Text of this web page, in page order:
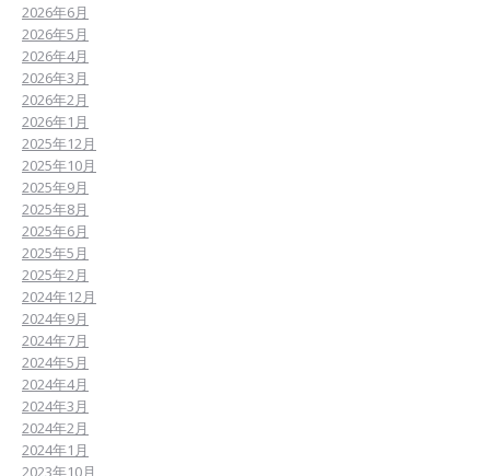
2026年6月
2026年5月
2026年4月
2026年3月
2026年2月
2026年1月
2025年12月
2025年10月
2025年9月
2025年8月
2025年6月
2025年5月
2025年2月
2024年12月
2024年9月
2024年7月
2024年5月
2024年4月
2024年3月
2024年2月
2024年1月
2023年10月